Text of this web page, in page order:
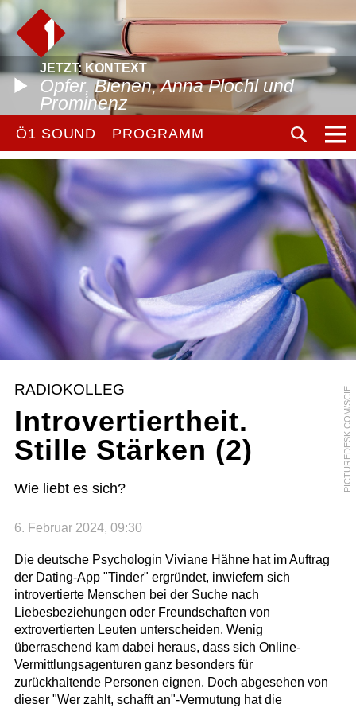
JETZT: KONTEXT
Opfer, Bienen, Anna Plochl und
Prominenz
Ö1 SOUND PROGRAMM
P
I
C
T
U
R
E
D
E
S
K
.
C
O
M
/
S
C
I
E
N
C
E
P
H
O
T
O
L
I
B
R
A
R
Y
/
I
A
N
G
O
W
L
A
N
D
RADIOKOLLEG
Introvertiertheit.
Stille Stärken (2)
Wie liebt es sich?
6. Februar 2024, 09:30
Die deutsche Psychologin Viviane Hähne hat im Auftrag
der Dating-App "Tinder" ergründet, inwiefern sich
introvertierte Menschen bei der Suche nach
Liebesbeziehungen oder Freundschaften von
extrovertierten Leuten unterscheiden. Wenig
überraschend kam dabei heraus, dass sich Online-
Vermittlungsagenturen ganz besonders für
zurückhaltende Personen eignen. Doch abgesehen von
dieser "Wer zahlt, schafft an"-Vermutung hat die